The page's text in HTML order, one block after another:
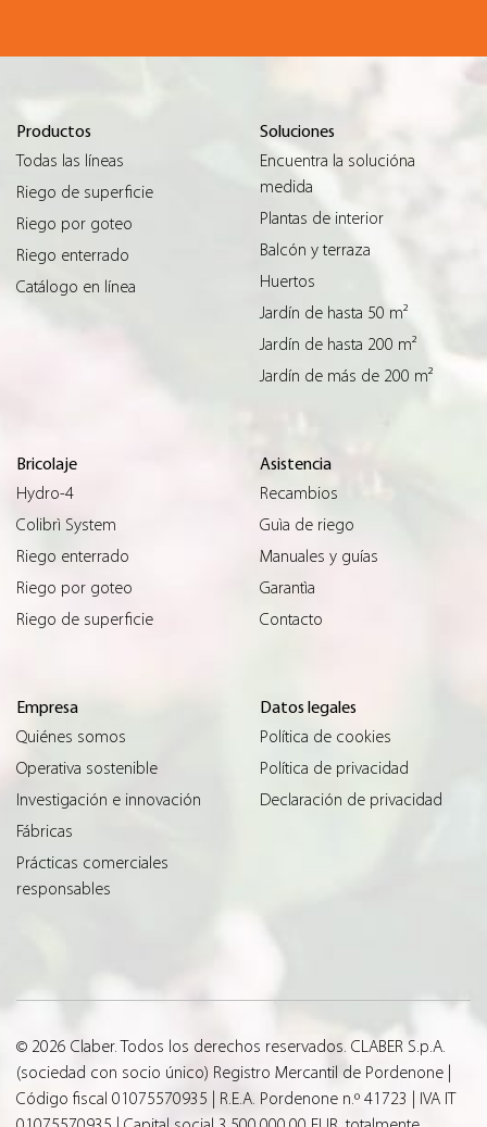
Productos
Todas las líneas
Riego de superficie
Riego por goteo
Riego enterrado
Catálogo en línea
Soluciones
Encuentra la solucióna
medida
Plantas de interior
Balcón y terraza
Huertos
Jardín de hasta 50 m²
Jardín de hasta 200 m²
Jardín de más de 200 m²
Bricolaje
Hydro-4
Colibrì System
Riego enterrado
Riego por goteo
Riego de superficie
Asistencia
Recambios
Guìa de riego
Manuales y guías
Garantìa
Contacto
Empresa
Quiénes somos
Operativa sostenible
Investigación e innovación
Fábricas
Prácticas comerciales
responsables
Datos legales
Política de cookies
Política de privacidad
Declaración de privacidad
© 2026 Claber. Todos los derechos reservados. CLABER S.p.A.
(sociedad con socio único) Registro Mercantil de Pordenone |
Código fiscal 01075570935 | R.E.A. Pordenone n.º 41723 | IVA IT